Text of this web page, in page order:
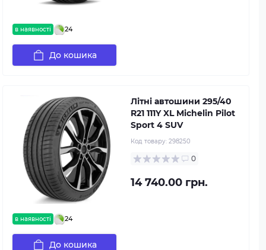
в наявності 24
До кошика
в наявності 24
Літні автошини 295/40
R21 111Y XL Michelin Pilot
Sport 4 SUV
Код товару: 298250
0
14 740.00 грн.
До кошика